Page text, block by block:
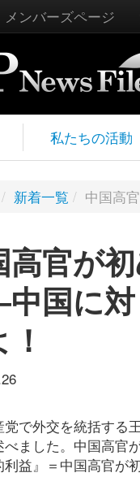
メンバーズページ
私たちの活動
/ 新着一覧 / 中国高
高官が
国に対
党で外交を統括する
べました。中国高官
利益』＝中国高官